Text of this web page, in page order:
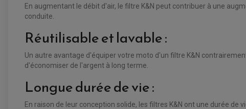
En augmentant le débit d'air, le filtre K&N peut contribuer à une
conduite.
Réutilisable et lavable :
Un autre avantage d'équiper votre moto d'un filtre K&N
d'économiser de l'argent à long terme.
Longue durée de vie :
En raison de leur conception solide, les filtres K&N ont une durée